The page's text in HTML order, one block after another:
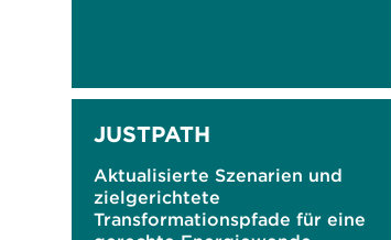
JUSTPATH
Aktualisierte Szenarien und
zielgerichtete
Transformationspfade für eine